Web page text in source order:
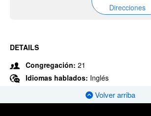
Direcciones
DETAILS
Congregación: 21
Idiomas hablados: Inglés
Volver arriba